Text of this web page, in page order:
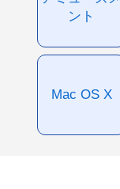
ント
Mac OS X